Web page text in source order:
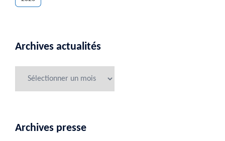
Archives actualités
Archives presse